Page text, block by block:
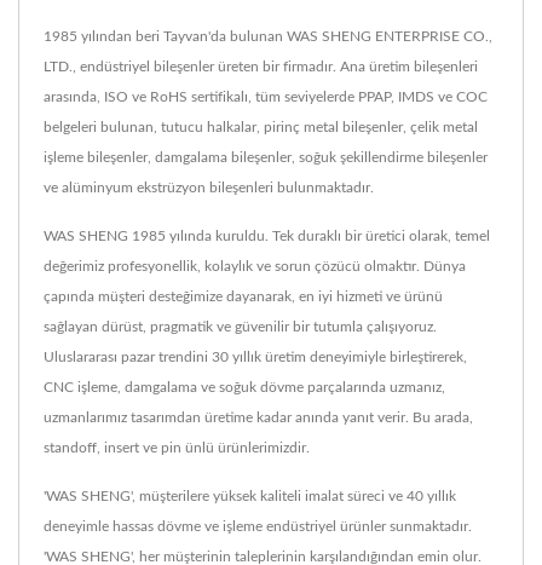
1985 yılından beri Tayvan'da bulunan WAS SHENG ENTERPRISE CO.,
LTD., endüstriyel bileşenler üreten bir firmadır. Ana üretim bileşenleri
arasında, ISO ve RoHS sertifikalı, tüm seviyelerde PPAP, IMDS ve COC
belgeleri bulunan, tutucu halkalar, pirinç metal bileşenler, çelik metal
işleme bileşenler, damgalama bileşenler, soğuk şekillendirme bileşenler
ve alüminyum ekstrüzyon bileşenleri bulunmaktadır.
WAS SHENG 1985 yılında kuruldu. Tek duraklı bir üretici olarak, temel
değerimiz profesyonellik, kolaylık ve sorun çözücü olmaktır. Dünya
çapında müşteri desteğimize dayanarak, en iyi hizmeti ve ürünü
sağlayan dürüst, pragmatik ve güvenilir bir tutumla çalışıyoruz.
Uluslararası pazar trendini 30 yıllık üretim deneyimiyle birleştirerek,
CNC işleme, damgalama ve soğuk dövme parçalarında uzmanız,
uzmanlarımız tasarımdan üretime kadar anında yanıt verir. Bu arada,
standoff, insert ve pin ünlü ürünlerimizdir.
'WAS SHENG', müşterilere yüksek kaliteli imalat süreci ve 40 yıllık
deneyimle hassas dövme ve işleme endüstriyel ürünler sunmaktadır.
'WAS SHENG', her müşterinin taleplerinin karşılandığından emin olur.